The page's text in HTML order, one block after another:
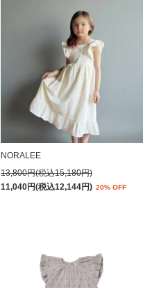
NORALEE
13,800円(税込15,180円)
11,040円(税込12,144円) 20% OFF